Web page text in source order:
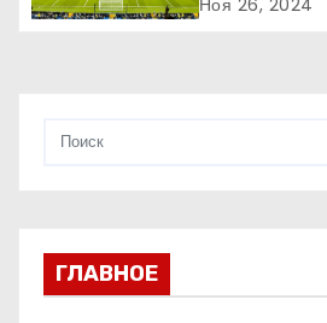
Ноя 26, 2024
ГЛАВНОЕ